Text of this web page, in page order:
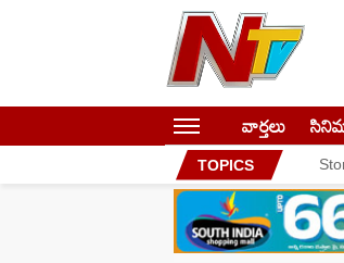
వార్తలు
TOPICS